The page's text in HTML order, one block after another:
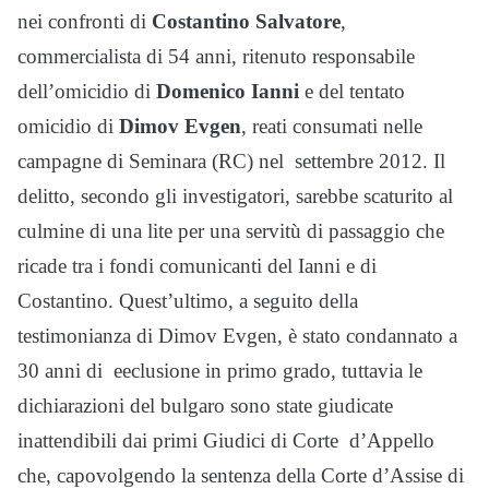
nei confronti di Costantino Salvatore,
commercialista di 54 anni, ritenuto responsabile
dell’omicidio di Domenico Ianni e del tentato
omicidio di Dimov Evgen, reati consumati nelle
campagne di Seminara (RC) nel settembre 2012. Il
delitto, secondo gli investigatori, sarebbe scaturito al
culmine di una lite per una servitù di passaggio che
ricade tra i fondi comunicanti del Ianni e di
Costantino. Quest’ultimo, a seguito della
testimonianza di Dimov Evgen, è stato condannato a
30 anni di eeclusione in primo grado, tuttavia le
dichiarazioni del bulgaro sono state giudicate
inattendibili dai primi Giudici di Corte d’Appello
che, capovolgendo la sentenza della Corte d’Assise di